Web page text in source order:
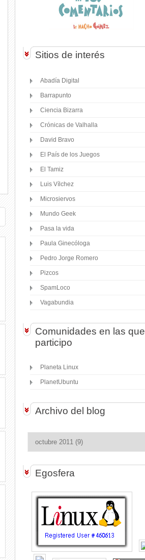
Sitios de interés
Abadía Digital
Barrapunto
Ciencia Bizarra
Crónicas de Valhalla
David Bravo
El País de los Juegos
El Tamiz
Luis Vílchez
Microsiervos
Mundo Geek
Pasa la vida
Paula Ginecóloga
Pedro Jorge Romero
Pizcos
SpamLoco
Vagabundia
Comunidades en las que
participo
Planeta Linux
PlanetUbuntu
Archivo del blog
Egosfera